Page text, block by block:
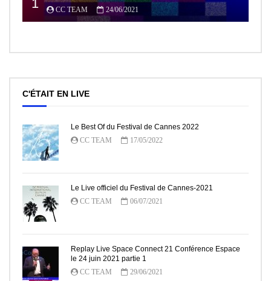
1 CC TEAM 24/06/2021
C'ÉTAIT EN LIVE
Le Best Of du Festival de Cannes 2022
CC TEAM
17/05/2022
Le Live officiel du Festival de Cannes-2021
CC TEAM
06/07/2021
Replay Live Space Connect 21 Conférence Espace
le 24 juin 2021 partie 1
CC TEAM
29/06/2021